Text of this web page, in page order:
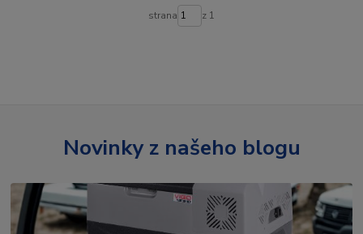
strana z 1
Novinky z našeho blogu